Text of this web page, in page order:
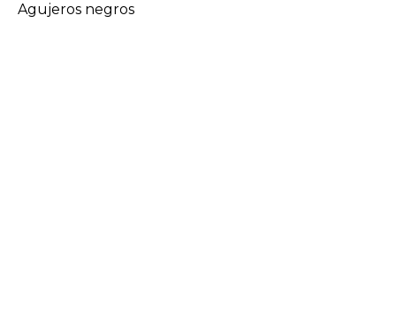
Agujeros negros